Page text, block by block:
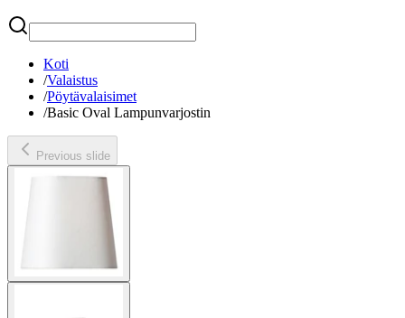
Etsi
Koti
/Valaistus
/Pöytävalaisimet
/Basic Oval Lampunvarjostin
Previous slide